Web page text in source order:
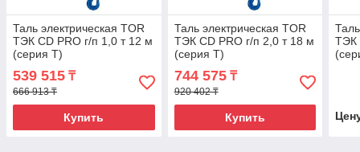
Таль электрическая TOR
ТЭК CD PRO г/п 1,0 т 12 м
(серия T)
539 515 ₸
666 913 ₸
Купить
Таль электрическая TOR
ТЭК CD PRO г/п 2,0 т 18 м
(серия T)
744 575₸
920 402 ₸
Купить
ТЭК